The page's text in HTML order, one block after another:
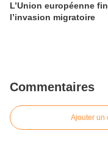
L’Union européenne
l’invasion migratoire
Commentaires
Ajouter un